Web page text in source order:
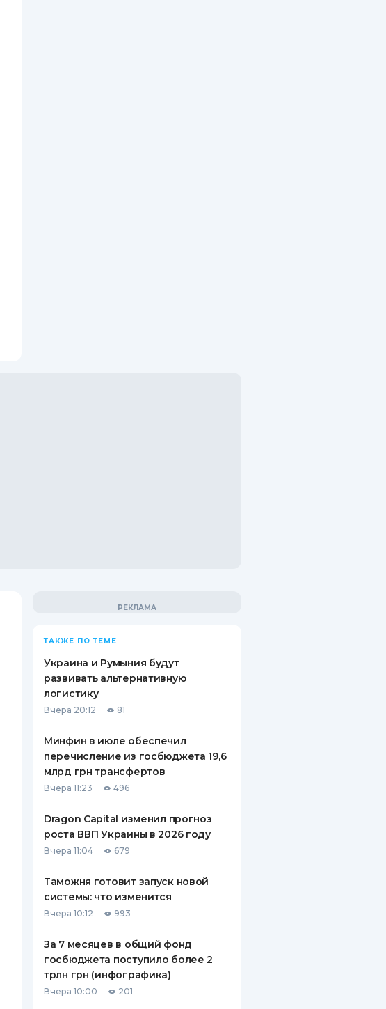
ТАКЖЕ ПО ТЕМЕ
Украина и Румыния будут
развивать альтернативную
логистику
Вчера 20:12 81
Минфин в июле обеспечил
перечисление из госбюджета 19,6
млрд грн трансфертов
Вчера 11:23 496
Dragon Capital изменил прогноз
роста ВВП Украины в 2026 году
Вчера 11:04 679
Таможня готовит запуск новой
системы: что изменится
Вчера 10:12 993
За 7 месяцев в общий фонд
госбюджета поступило более 2
трлн грн (инфографика)
Вчера 10:00 201